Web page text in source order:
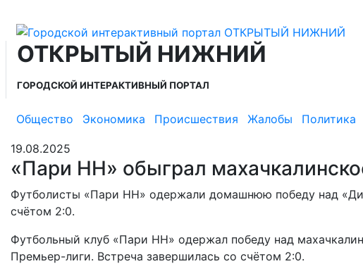
ОТКРЫТЫЙ НИЖНИЙ
ГОРОДСКОЙ ИНТЕРАКТИВНЫЙ ПОРТАЛ
Общество Экономика Происшествия Жалобы Политика
19.08.2025
«Пари НН» обыграл
Футболисты «Пари НН» одержали домашнюю победу над
счётом 2:0.
Футбольный клуб «Пари НН» одержал победу над
Премьер-лиги. Встреча завершилась со счётом 2:0.